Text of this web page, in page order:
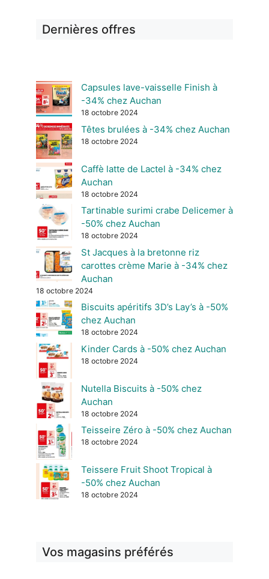
Dernières offres
Capsules lave-vaisselle Finish à
-34% chez Auchan
18 octobre 2024
Têtes brulées à -34% chez Auchan
18 octobre 2024
Caffè latte de Lactel à -34% chez
Auchan
18 octobre 2024
Tartinable surimi crabe Delicemer à
-50% chez Auchan
18 octobre 2024
St Jacques à la bretonne riz
carottes crème Marie à -34% chez
Auchan
18 octobre 2024
Biscuits apéritifs 3D’s Lay’s à -50%
chez Auchan
18 octobre 2024
Kinder Cards à -50% chez Auchan
18 octobre 2024
Nutella Biscuits à -50% chez
Auchan
18 octobre 2024
Teisseire Zéro à -50% chez Auchan
18 octobre 2024
Teissere Fruit Shoot Tropical à
-50% chez Auchan
18 octobre 2024
Vos magasins préférés